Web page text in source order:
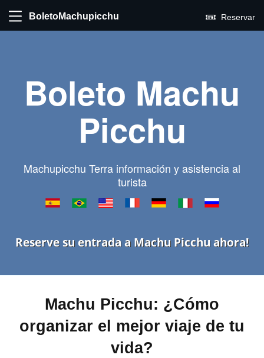
BoletoMachupicchu Reservar
Boleto Machu
Picchu
Machupicchu Terra información y asistencia al
turista
Reserve su entrada a Machu Picchu ahora!
Machu Picchu: ¿Cómo
organizar el mejor viaje de tu
vida?